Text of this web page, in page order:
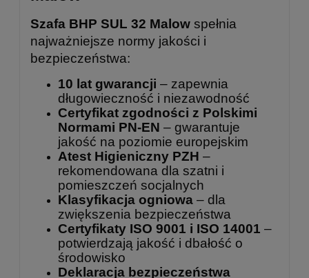
Szafa BHP SUL 32 Malow spełnia
najważniejsze normy jakości i
bezpieczeństwa:
10 lat gwarancji – zapewnia
długowieczność i niezawodność
Certyfikat zgodności z Polskimi
Normami PN-EN – gwarantuje
jakość na poziomie europejskim
Atest Higieniczny PZH –
rekomendowana dla szatni i
pomieszczeń socjalnych
Klasyfikacja ogniowa – dla
zwiększenia bezpieczeństwa
Certyfikaty ISO 9001 i ISO 14001 –
potwierdzają jakość i dbałość o
środowisko
Deklaracja bezpieczeństwa